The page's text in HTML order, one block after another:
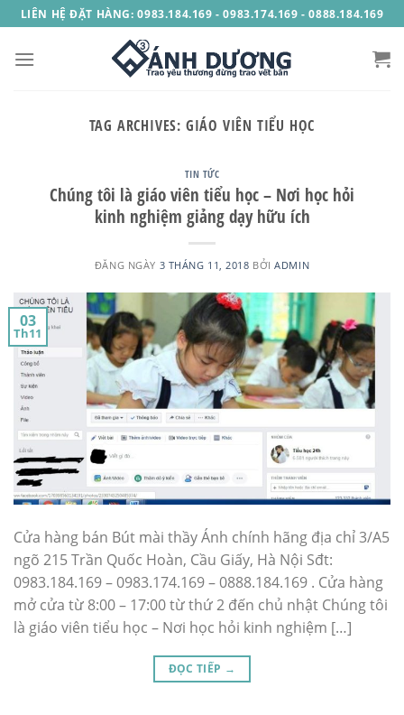
Skip
to
content
LIÊN HỆ ĐẶT HÀNG: 0983.184.169 - 0983.174.169 - 0888.184.169
TAG ARCHIVES: GIÁO VIÊN TIỂU HỌC
TIN TỨC
Chúng tôi là giáo viên tiểu học – Nơi học hỏi
kinh nghiệm giảng dạy hữu ích
ĐĂNG NGÀY 3 THÁNG 11, 2018 BỞIADMIN
03
Th11
Cửa hàng bán Bút mài thầy Ánh chính hãng địa chỉ 3/A5
ngõ 215 Trần Quốc Hoàn, Cầu Giấy, Hà Nội Sđt:
0983.184.169 – 0983.174.169 – 0888.184.169 . Cửa hàng
mở cửa từ 8:00 – 17:00 từ thứ 2 đến chủ nhật Chúng tôi
là giáo viên tiểu học – Nơi học hỏi kinh nghiệm […]
ĐỌC TIẾP →